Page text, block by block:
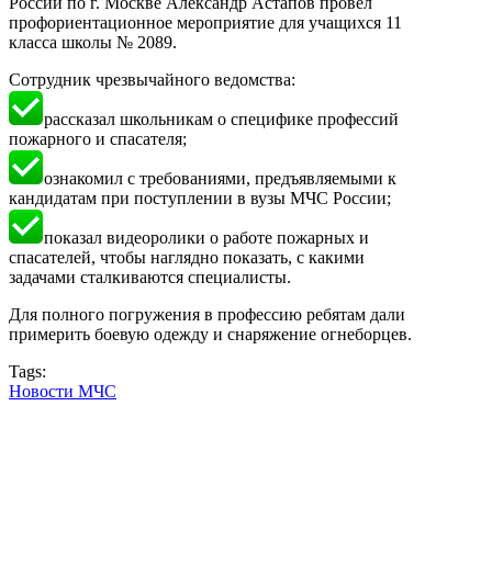
профориентационное мероприятие для учащихся 11
класса школы № 2089.
Сотрудник чрезвычайного ведомства:
рассказал школьникам о специфике профессий
пожарного и спасателя;
ознакомил с требованиями, предъявляемыми к
кандидатам при поступлении в вузы МЧС России;
показал видеоролики о работе пожарных и
спасателей, чтобы наглядно показать, с какими
задачами сталкиваются специалисты.
Для полного погружения в профессию ребятам дали
примерить боевую одежду и снаряжение огнеборцев.
Tags:
Новости МЧС